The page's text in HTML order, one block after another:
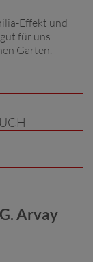
Effekt und
für uns
Garten.
Arvay